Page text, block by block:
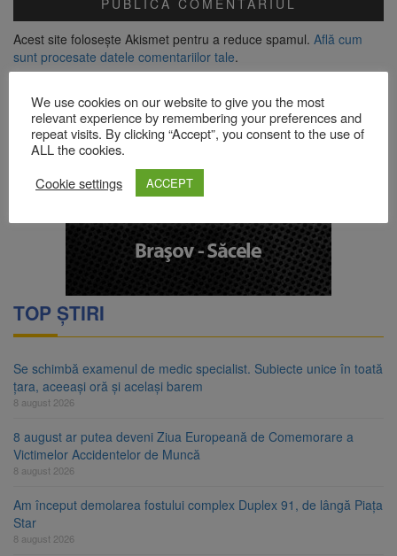
Acest site folosește Akismet pentru a reduce spamul. Află cum
sunt procesate datele comentariilor tale.
TOP ȘTIRI
Se schimbă examenul de medic specialist. Subiecte unice în toată
țara, aceeași oră și același barem
8 august 2026
8 august ar putea deveni Ziua Europeană de Comemorare a
Victimelor Accidentelor de Muncă
8 august 2026
Am început demolarea fostului complex Duplex 91, de lângă Piața
Star
8 august 2026
We use cookies on our website to give you the most
relevant experience by remembering your preferences and
repeat visits. By clicking “Accept”, you consent to the use of
ALL the cookies.
Cookie settings
ACCEPT